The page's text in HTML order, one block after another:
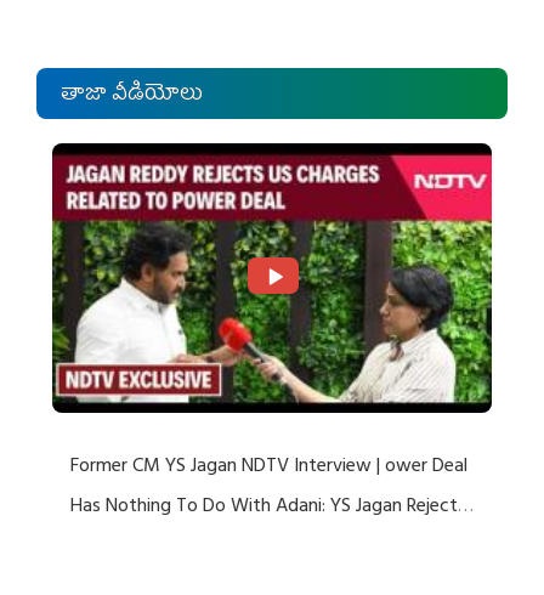
తాజా వీడియోలు
Former CM YS Jagan NDTV Interview | ower Deal
Has Nothing To Do With Adani: YS Jagan Rejects